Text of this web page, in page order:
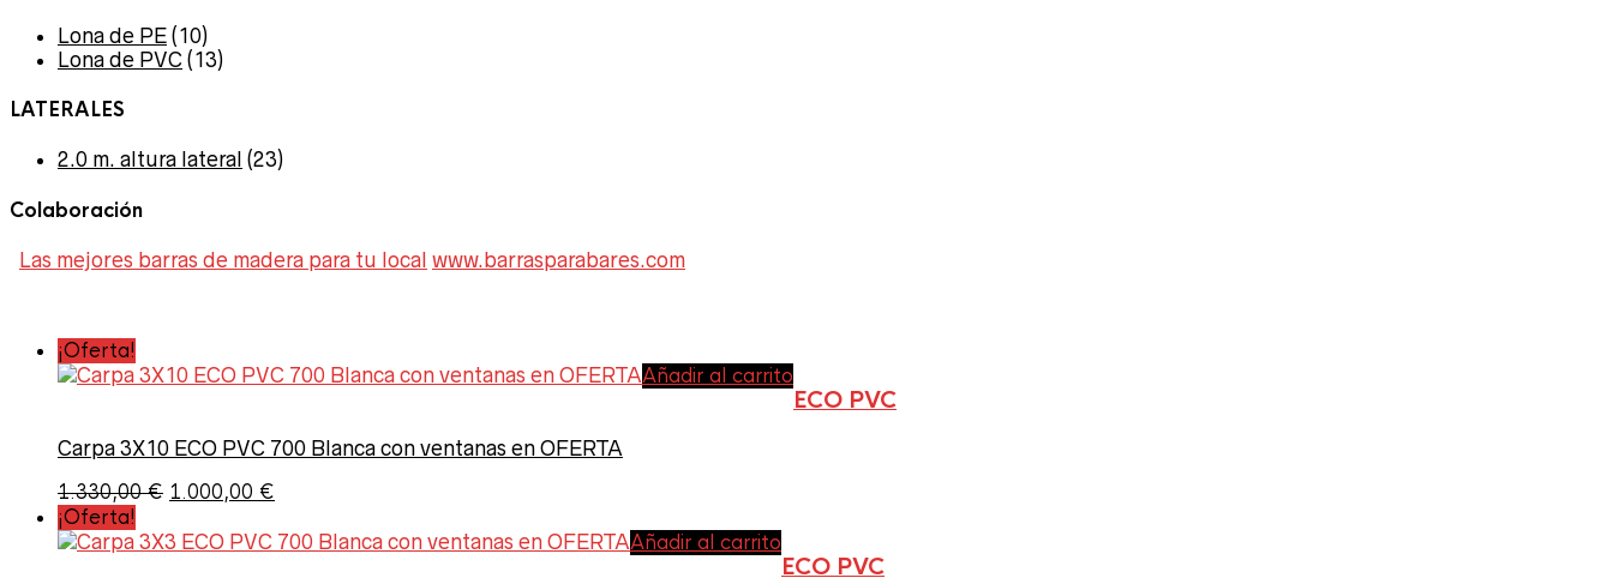
Lona de PE (10)
Lona de PVC (13)
LATERALES
2.0 m. altura lateral (23)
Colaboración
Las mejores barras de madera para tu local www.barrasparabares.com
En oferta
Etiquetas del producto Color del producto
¡Oferta!
Añadir al carrito
ECO PVC
Carpa 3X10 ECO PVC 700 Blanca con ventanas en OFERTA
1.330,00€ El
original
1.000,00 €
actual
¡Oferta!
Añadir al carrito
ECO PVC